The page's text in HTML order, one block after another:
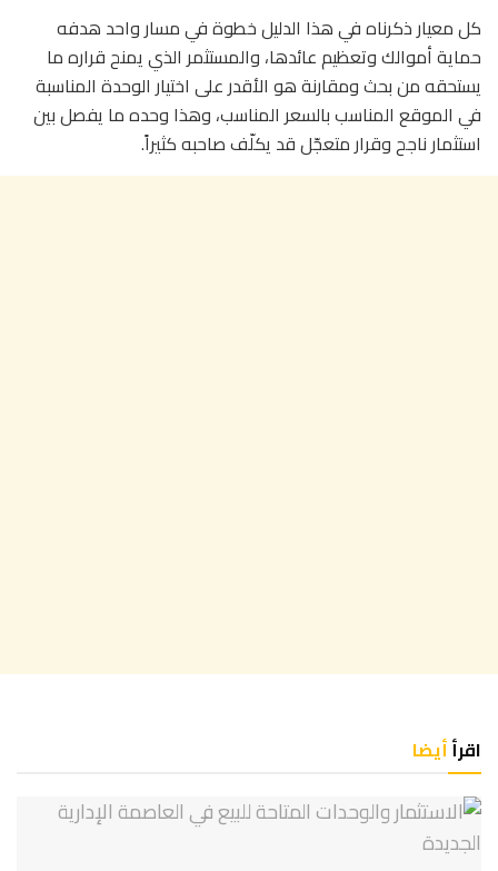
كل معيار ذكرناه في هذا الدليل خطوة في مسار واحد هدفه
حماية أموالك وتعظيم عائدها، والمستثمر الذي يمنح قراره ما
يستحقه من بحث ومقارنة هو الأقدر على اختيار الوحدة المناسبة
في الموقع المناسب بالسعر المناسب، وهذا وحده ما يفصل بين
استثمار ناجح وقرار متعجّل قد يكلّف صاحبه كثيراً.
اقرأأيضا